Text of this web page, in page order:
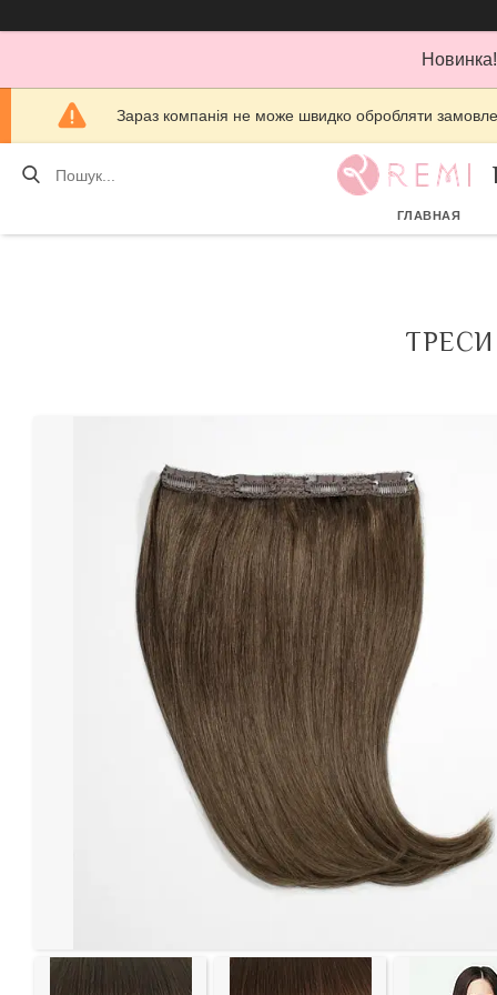
Зараз компанія не може швидко обробляти
ГЛАВНАЯ